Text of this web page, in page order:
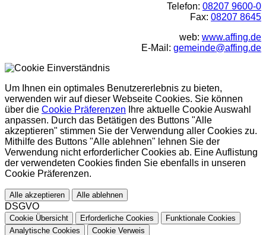
Telefon: 08207 9600-0
Fax: 08207 8645
web: www.affing.de
E-Mail: gemeinde@affing.de
Um Ihnen ein optimales Benutzererlebnis zu bieten,
verwenden wir auf dieser Webseite Cookies. Sie können
über die Cookie Präferenzen Ihre aktuelle Cookie Auswahl
anpassen. Durch das Betätigen des Buttons "Alle
akzeptieren" stimmen Sie der Verwendung aller Cookies zu.
Mithilfe des Buttons "Alle ablehnen" lehnen Sie der
Verwendung nicht erforderlicher Cookies ab. Eine Auflistung
der verwendeten Cookies finden Sie ebenfalls in unseren
Cookie Präferenzen.
Alle akzeptieren Alle ablehnen
DSGVO
Cookie Übersicht Erforderliche Cookies
Funktionale Cookies
Analytische Cookies
Cookie Verweis